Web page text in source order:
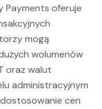
Payments oferuje
mogą
wolumenów
oraz walut
administracyjnym
cen